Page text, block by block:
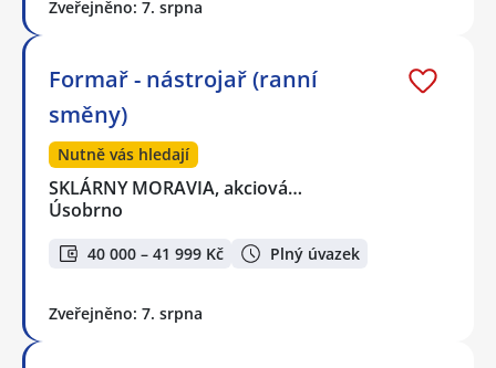
Zveřejněno: 7. srpna
Formař - nástrojař (ranní
směny)
Nutně vás hledají
SKLÁRNY MORAVIA, akciová…
Úsobrno
40 000 – 41 999 Kč Plný úvazek
Zveřejněno: 7. srpna